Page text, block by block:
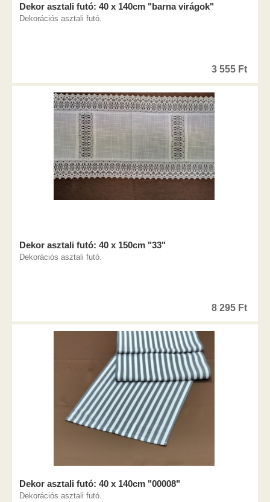
Dekor asztali futó: 40 x 140cm "barna virágok"
Dekorációs asztali futó.
3 555 Ft
Dekor asztali futó: 40 x 150cm "33"
Dekorációs asztali futó.
8 295 Ft
Dekor asztali futó: 40 x 140cm "00008"
Dekorációs asztali futó.